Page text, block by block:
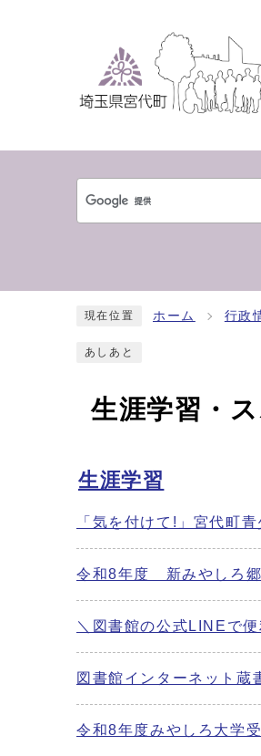
現在位置 ホーム 行政
あしあと
生涯学習・
生涯学習
「気を付けて!」宮代町
令和8年度 新みやしろ郷
＼図書館の公式LINEで
図書館インターネット
令和8年度みやしろ大学